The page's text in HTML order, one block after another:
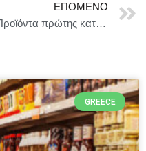
ΕΠΌΜΕΝΟ
Προϊόντα πρώτης κατηγορίας σε πόλεις δεύτερης κατηγορίας καθώς η πολυτέλεια γίνεται τοπική στην Κίνα
GREECE